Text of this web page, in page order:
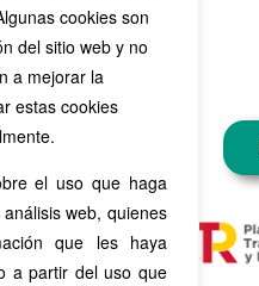
cookies son
del sitio web y no
a mejorar la
estas cookies
el uso que haga
web, quienes
que les haya
a partir del uso que